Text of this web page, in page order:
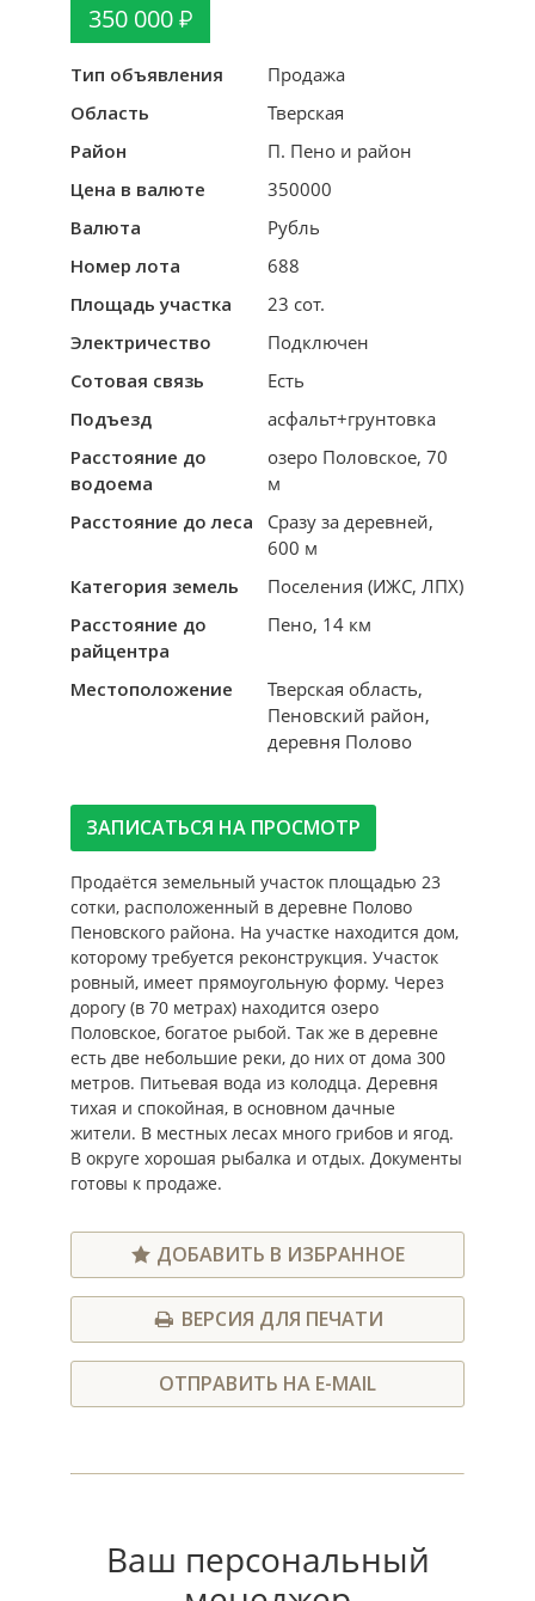
350 000
Тип объявления
Продажа
Область
Тверская
Район
П. Пено и район
Цена в валюте
350000
Валюта
Рубль
Номер лота
688
Площадь участка
23 сот.
Электричество
Подключен
Сотовая связь
Есть
Подъезд
асфальт+грунтовка
Расстояние до
водоема
озеро Половское, 70
м
Расстояние до леса
Сразу за деревней,
600 м
Категория земель
Поселения (ИЖС, ЛПХ)
Расстояние до
райцентра
Пено, 14 км
Местоположение
Тверская область,
Пеновский район,
деревня Полово
ЗАПИСАТЬСЯ НА ПРОСМОТР
Продаётся земельный участок площадью 23
сотки, расположенный в деревне Полово
Пеновского района. На участке находится дом,
которому требуется реконструкция. Участок
ровный, имеет прямоугольную форму. Через
дорогу (в 70 метрах) находится озеро
Половское, богатое рыбой. Так же в деревне
есть две небольшие реки, до них от дома 300
метров. Питьевая вода из колодца. Деревня
тихая и спокойная, в основном дачные
жители. В местных лесах много грибов и ягод.
В округе хорошая рыбалка и отдых. Документы
готовы к продаже.
ДОБАВИТЬ В ИЗБРАННОЕ
ВЕРСИЯ ДЛЯ ПЕЧАТИ
ОТПРАВИТЬ НА E-MAIL
Ваш персональный